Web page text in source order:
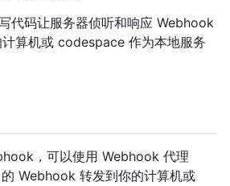
代码让服务器侦听和响应 Webhook
算机或 codespace 作为本地服务
，可以使用 Webhook 代理
Webhook 转发到你的计算机或